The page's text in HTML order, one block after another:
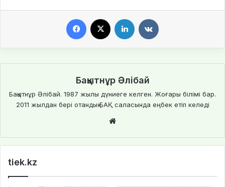
Бақытнұр Әлібай
Бақытнұр Әлібай. 1987 жылы дүниеге келген. Жоғары білімі бар.
2011 жылдан бері отандық БАҚ саласында еңбек етіп келеді
te
tiek.kz